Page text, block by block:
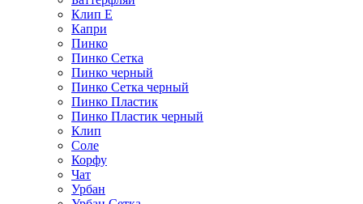
Клип Е
Капри
Пинко
Пинко Сетка
Пинко черный
Пинко Сетка черный
Пинко Пластик
Пинко Пластик черный
Клип
Соле
Корфу
Чат
Урбан